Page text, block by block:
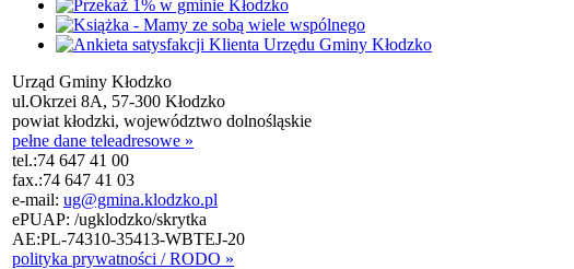
Urząd Gminy Kłodzko
ul.Okrzei 8A, 57-300 Kłodzko
powiat kłodzki, województwo dolnośląskie
pełne dane teleadresowe »
tel.:74 647 41 00
fax.:74 647 41 03
e-mail: ug@gmina.klodzko.pl
ePUAP: /ugklodzko/skrytka
AE:PL-74310-35413-WBTEJ-20
polityka prywatności / RODO »